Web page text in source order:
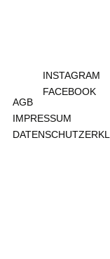
INSTAGRAM
FACEBOOK
AGB
IMPRESSUM